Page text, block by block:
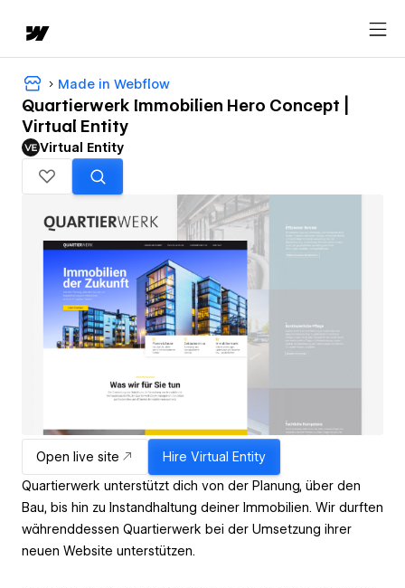
Made in Webflow
Quartierwerk Immobilien Hero Concept |
Virtual Entity
Virtual Entity
Open live site Hire Virtual Entity
Quartierwerk unterstützt dich von der Planung, über den
Bau, bis hin zu Instandhaltung deiner Immobilien. Wir durften
währenddessen Quartierwerk bei der Umsetzung ihrer
neuen Website unterstützen.